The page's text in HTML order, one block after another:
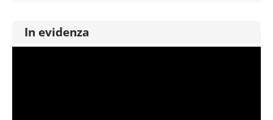
In evidenza